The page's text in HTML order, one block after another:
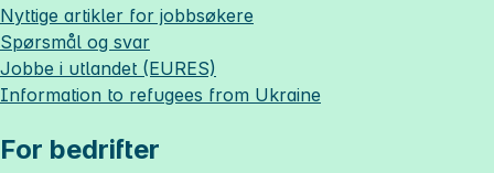
Nyttige artikler for jobbsøkere
Spørsmål og svar
Jobbe i utlandet (EURES)
Information to refugees from Ukraine
For bedrifter